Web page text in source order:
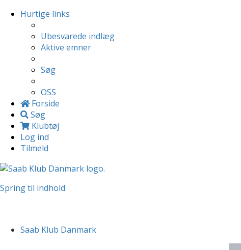
Hurtige links
Ubesvarede indlæg
Aktive emner
Søg
OSS
Forside
Søg
Klubtøj
Log ind
Tilmeld
Spring til indhold
Saab Klub Danmark